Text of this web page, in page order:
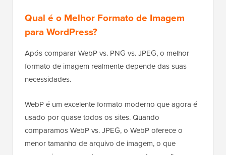
Qual é o Melhor Formato de Imagem
para WordPress?
Após comparar WebP vs. PNG vs. JPEG, o melhor
formato de imagem realmente depende das suas
necessidades.
WebP é um excelente formato moderno que agora é
usado por quase todos os sites. Quando
comparamos WebP vs. JPEG, o WebP oferece o
menor tamanho de arquivo de imagem, o que